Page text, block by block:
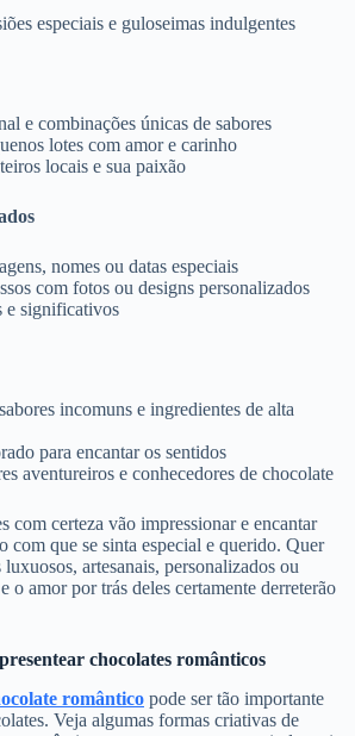
especiais e guloseimas indulgentes
e combinações únicas de sabores
lotes com amor e carinho
locais e sua paixão
nomes ou datas especiais
com fotos ou designs personalizados
e significativos
incomuns e ingredientes de alta
para encantar os sentidos
aventureiros e conhecedores de chocolate
com certeza vão impressionar e encantar
com que se sinta especial e querido. Quer
artesanais, personalizados ou
o amor por trás deles certamente derreterão
chocolates românticos
romântico pode ser tão importante
Veja algumas formas criativas de